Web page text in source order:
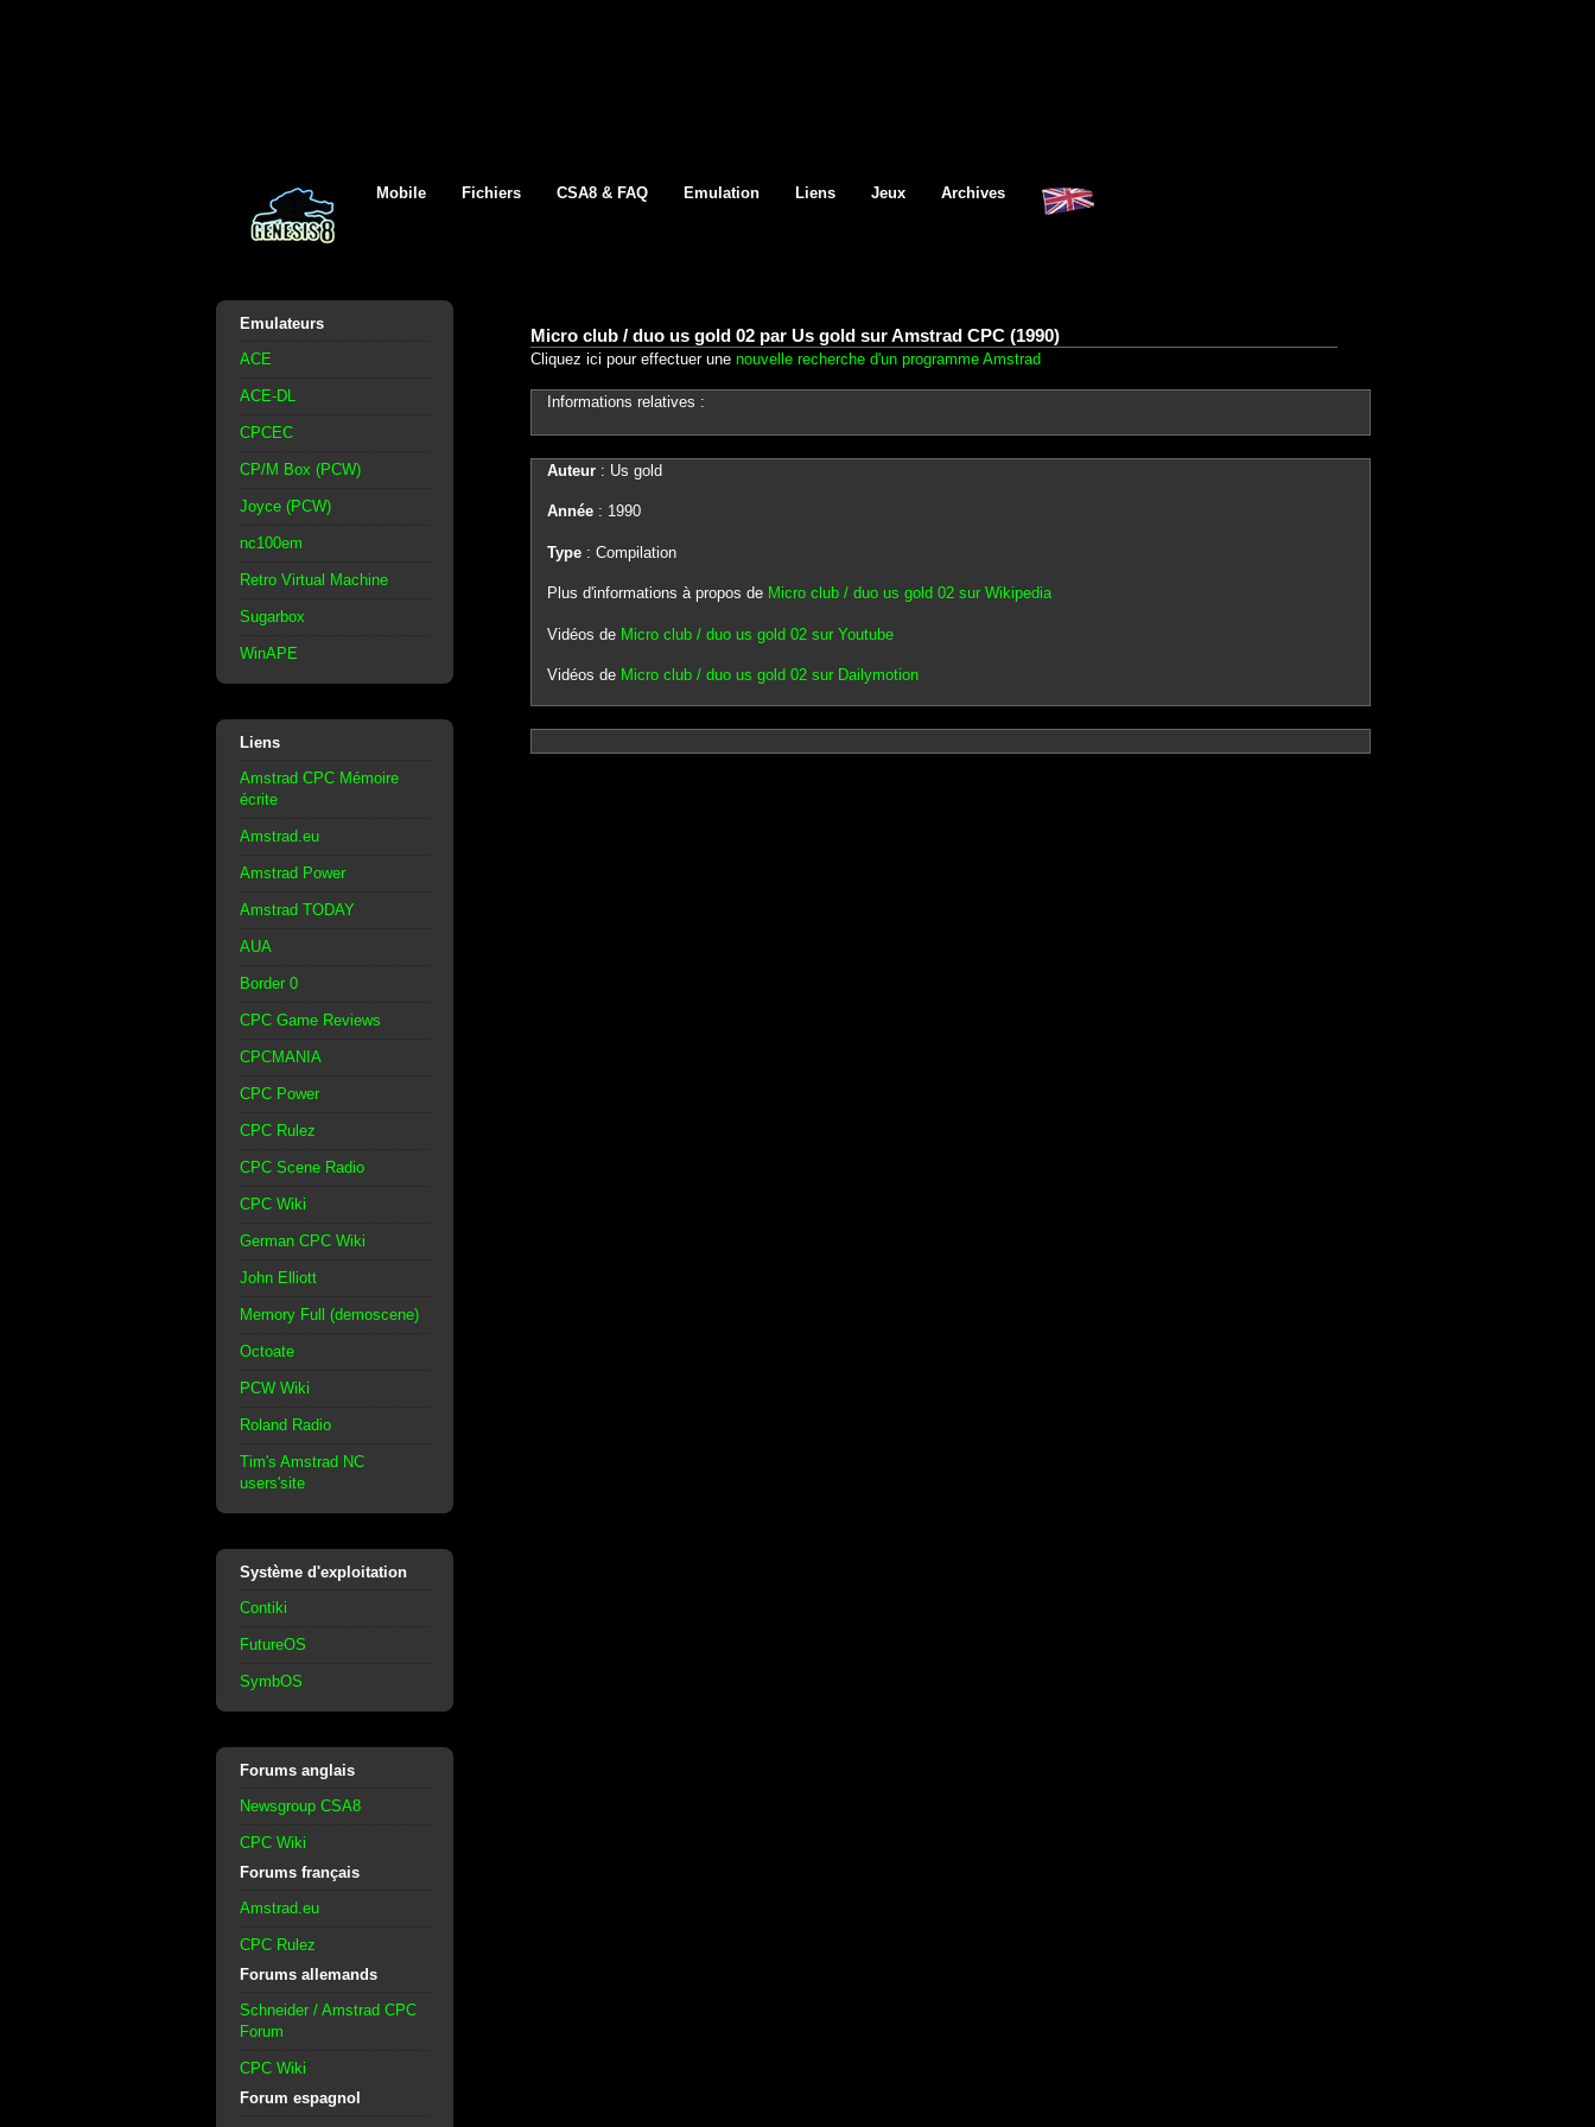
Mobile Fichiers CSA8 & FAQ Emulation Liens Jeux Archives
Emulateurs
ACE
ACE-DL
CPCEC
CP/M Box (PCW)
Joyce (PCW)
nc100em
Retro Virtual Machine
Sugarbox
WinAPE
Liens
Amstrad CPC Mémoire
écrite
Amstrad.eu
Amstrad Power
Amstrad TODAY
AUA
Border 0
CPC Game Reviews
CPCMANIA
CPC Power
CPC Rulez
CPC Scene Radio
CPC Wiki
German CPC Wiki
John Elliott
Memory Full (demoscene)
Octoate
PCW Wiki
Roland Radio
Tim's Amstrad NC
users'site
Système d'exploitation
Contiki
FutureOS
SymbOS
Forums anglais
Newsgroup CSA8
CPC Wiki
Forums français
Amstrad.eu
CPC Rulez
Forums allemands
Schneider / Amstrad CPC
Forum
CPC Wiki
Forum espagnol
Micro club / duo us gold 02 par Us gold sur Amstrad CPC (1990)
Cliquez ici pour effectuer une nouvelle recherche d'un programme Amstrad
Informations relatives :
Auteur: Us gold
Année: 1990
Type: Compilation
Plus d'informations à propos de Micro club / duo us gold 02 sur Wikipedia
Vidéos de Micro club / duo us gold 02 sur Youtube
Vidéos de Micro club / duo us gold 02 sur Dailymotion